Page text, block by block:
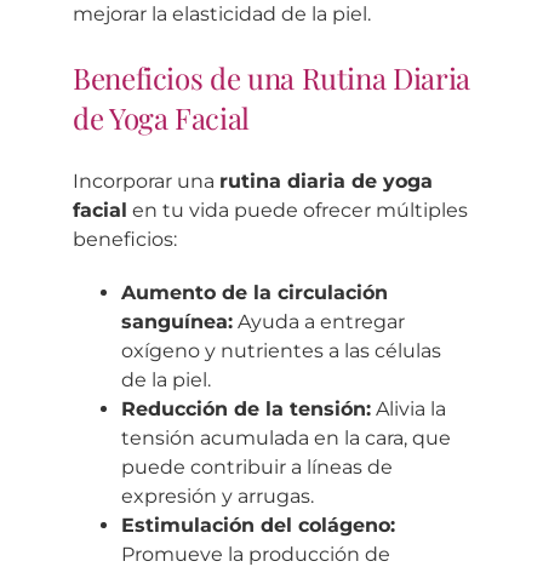
mejorar la elasticidad de la piel.
Beneficios de una Rutina Diaria
de Yoga Facial
Incorporar una rutina diaria de yoga
facial en tu vida puede ofrecer múltiples
beneficios:
Aumento de la circulación
sanguínea:Ayuda a entregar
oxígeno y nutrientes a las células
de la piel.
Reducción de la tensión:Alivia la
tensión acumulada en la cara, que
puede contribuir a líneas de
expresión y arrugas.
Estimulación del colágeno:
Promueve la producción de